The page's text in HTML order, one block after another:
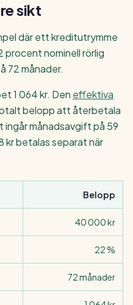
sikt
där ett kreditutrymme
procent nominell rörlig
72 månader.
1 064 kr. Den effektiva
belopp att återbetala
ingår månadsavgift på 59
kr betalas separat när
Belopp
40 000 kr
22 %
72 månader